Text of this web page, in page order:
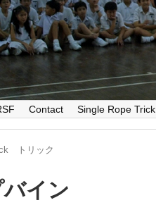
Contact Single Rope Trick
トリック
イン